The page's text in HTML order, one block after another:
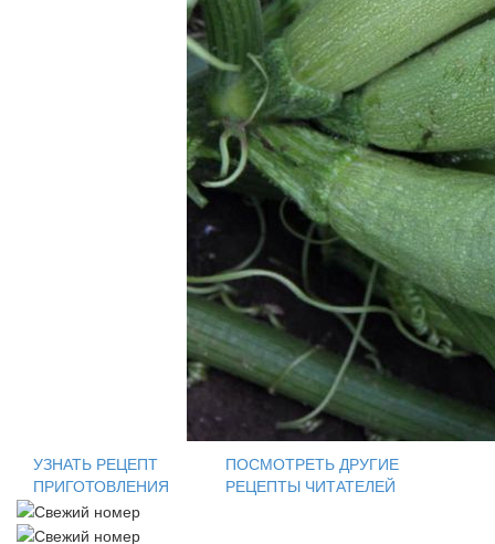
УЗНАТЬ РЕЦЕПТ
ПРИГОТОВЛЕНИЯ
ПОСМОТРЕТЬ ДРУГИЕ
РЕЦЕПТЫ ЧИТАТЕЛЕЙ